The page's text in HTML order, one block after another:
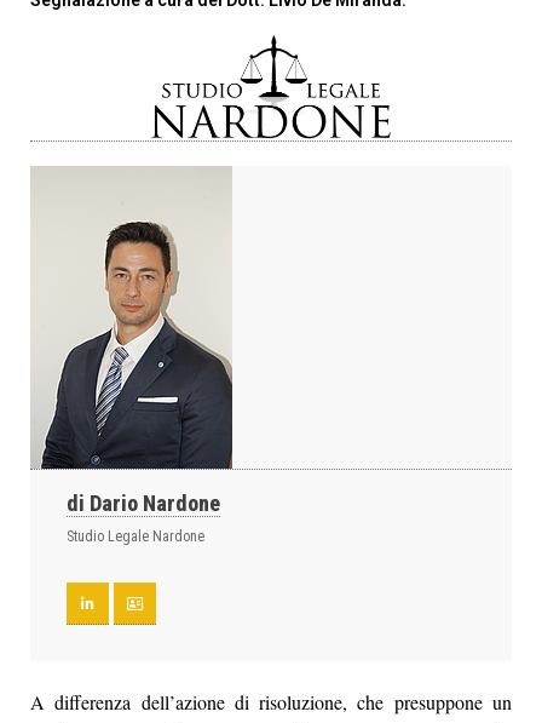
di Dario Nardone
Studio Legale Nardone
A differenza dell’azione di risoluzione, che presuppone un